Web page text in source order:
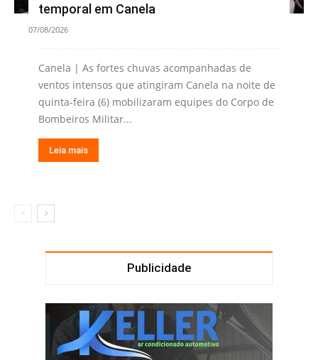
temporal em Canela
07/08/2026
Canela | As fortes chuvas acompanhadas de
ventos intensos que atingiram Canela na noite de
quinta-feira (6) mobilizaram equipes do Corpo de
Bombeiros Militar...
Leia mais
Publicidade